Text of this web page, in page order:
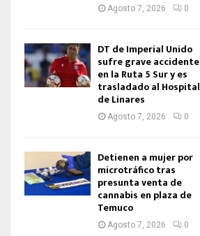
Agosto 7, 2026 0
DT de Imperial Unido
sufre grave accidente
en la Ruta 5 Sur y es
trasladado al Hospital
de Linares
Agosto 7, 2026 0
Detienen a mujer por
microtráfico tras
presunta venta de
cannabis en plaza de
Temuco
Agosto 7, 2026 0